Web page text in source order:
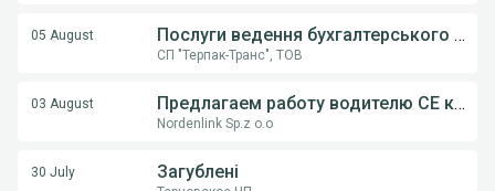
05 August Послуги ведення бухгалтерського обліку ФОП,ТОВ
СП "Терпак-Транс", ТОВ
03 August Предлагаем работу водителю СE категории на грузовом автовозе
Nordenlink Sp.z o.o
30 July Загублені